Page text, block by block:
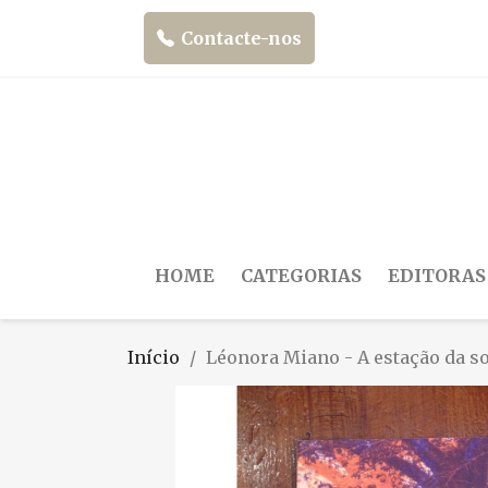
Contacte-nos
HOME CATEGORIAS EDITORAS
Início Léonora Miano - A estação da